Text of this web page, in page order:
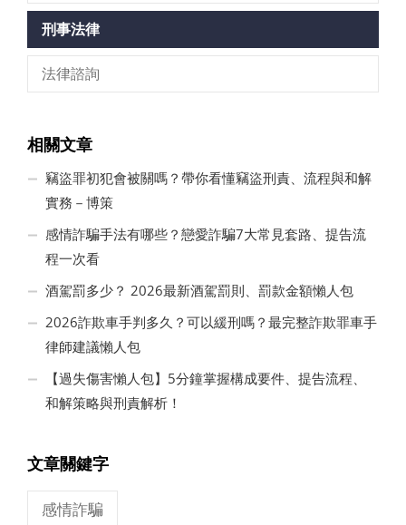
刑事法律
法律諮詢
相關文章
竊盜罪初犯會被關嗎？帶你看懂竊盜刑責、流程與和解
實務－博策
感情詐騙手法有哪些？戀愛詐騙7大常見套路、提告流
程一次看
酒駕罰多少？ 2026最新酒駕罰則、罰款金額懶人包
2026詐欺車手判多久？可以緩刑嗎？最完整詐欺罪車手
律師建議懶人包
【過失傷害懶人包】5分鐘掌握構成要件、提告流程、
和解策略與刑責解析！
文章關鍵字
感情詐騙